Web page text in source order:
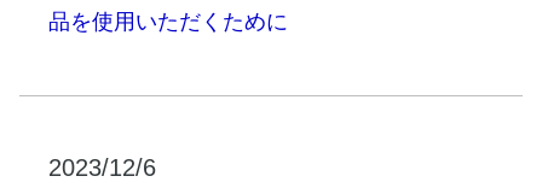
品を使用いただくために
2023/12/6